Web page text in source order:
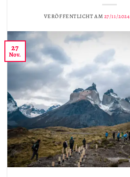
VERÖFFENTLICHT AM 27/11/2024
27
Nov.